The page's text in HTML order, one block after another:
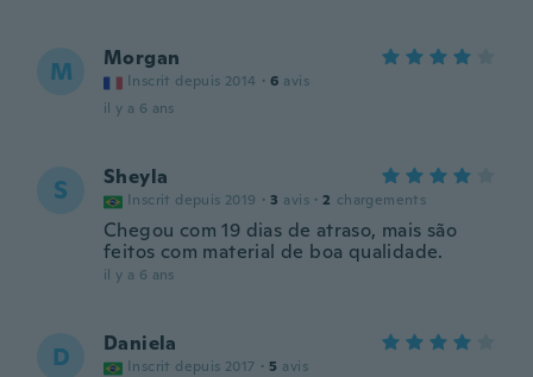
M Morgan
Inscrit depuis 2014 · 6 avis
il y a 6 ans
S Sheyla
Inscrit depuis 2019 · 3 avis · 2 chargements
Chegou com 19 dias de atraso, mais são
feitos com material de boa qualidade.
il y a 6 ans
D Daniela
Inscrit depuis 2017 · 5 avis